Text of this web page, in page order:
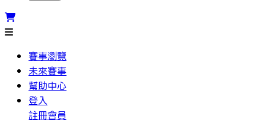
賽事瀏覽
未來賽事
幫助中心
登入
註冊會員